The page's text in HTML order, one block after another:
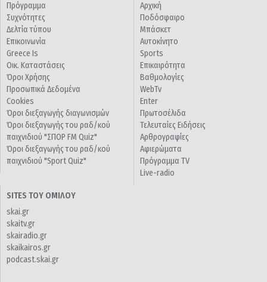
Πρόγραμμα
Συχνότητες
Δελτία τύπου
Επικοινωνία
Greece Is
Οικ. Καταστάσεις
Όροι Χρήσης
Προσωπικά Δεδομένα
Cookies
Όροι διεξαγωγής διαγωνισμών
Όροι διεξαγωγής του ραδ/κού
παιχνιδιού "ΣΠΟΡ FM Quiz"
Όροι διεξαγωγής του ραδ/κού
παιχνιδιού "Sport Quiz"
Αρχική
Ποδόσφαιρο
Μπάσκετ
Αυτοκίνητο
Sports
Επικαιρότητα
Βαθμολογίες
WebTv
Enter
Πρωτοσέλιδα
Τελευταίες Ειδήσεις
Αρθρογραφίες
Αφιερώματα
Πρόγραμμα TV
Live-radio
SITES ΤΟΥ ΟΜΙΛΟΥ
skai.gr
skaitv.gr
skairadio.gr
skaikairos.gr
podcast.skai.gr